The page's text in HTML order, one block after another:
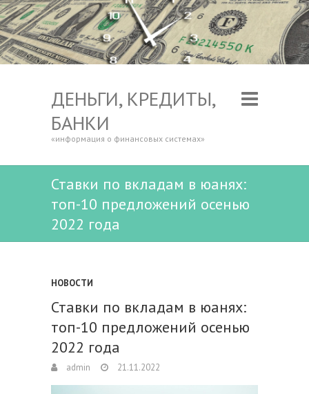
ДЕНЬГИ, КРЕДИТЫ,
БАНКИ
«информация о финансовых системах»
Ставки по вкладам в юанях:
топ-10 предложений осенью
2022 года
НОВОСТИ
Ставки по вкладам в юанях:
топ-10 предложений осенью
2022 года
admin 21.11.2022